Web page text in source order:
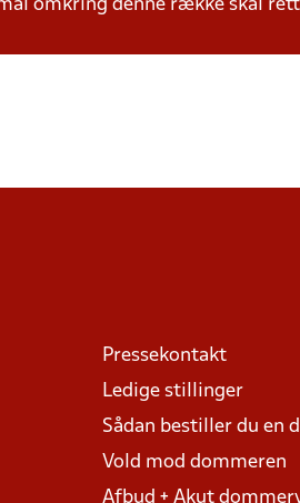
omkring denne række skal
Pressekontakt
Ledige stillinger
Sådan bestiller du en
Vold mod dommeren
Afbud + Akut